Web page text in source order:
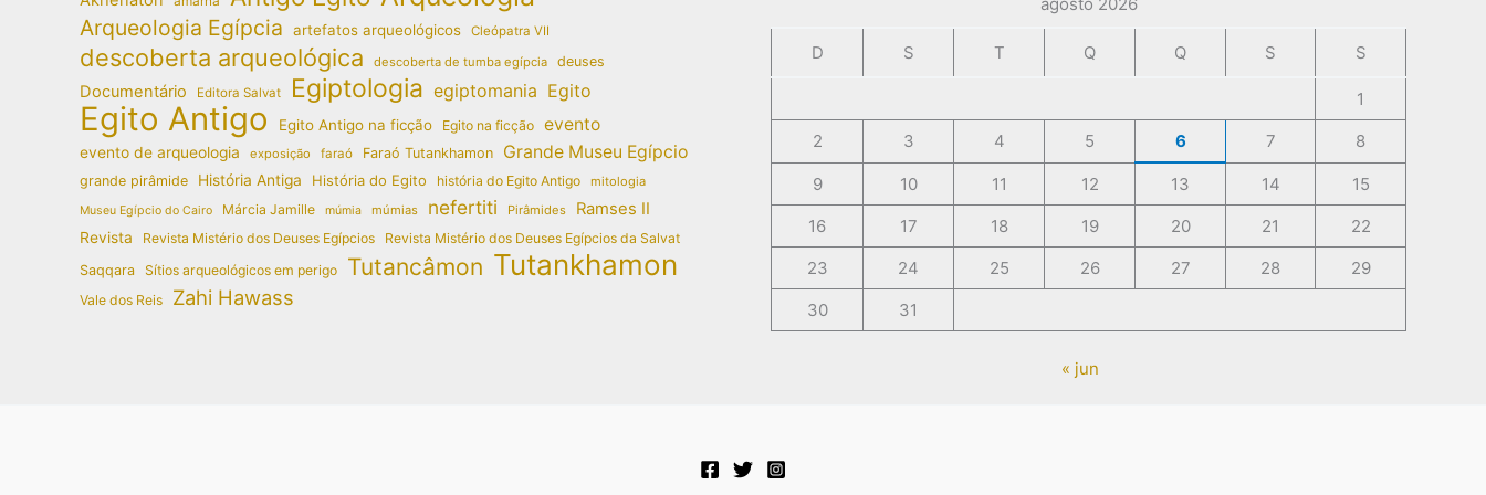
Arqueologia Egípcia artefatos arqueológicos Cleópatra VII
descoberta arqueológica descoberta de tumba egípcia deuses
Documentário Editora Salvat Egiptologia egiptomania Egito
Egito Antigo Egito Antigo na ficção Egito na ficção evento
evento de arqueologia exposição faraó Faraó Tutankhamon Grande Museu Egípcio
grande pirâmide História Antiga História do Egito história do Egito Antigo mitologia
Museu Egípcio do Cairo Márcia Jamille múmia múmias nefertiti Pirâmides Ramses II
Revista Revista Mistério dos Deuses Egípcios
Revista Mistério dos Deuses Egípcios da Salvat
Saqqara Sítios arqueológicos em perigo Tutancâmon Tutankhamon
Vale dos Reis Zahi Hawass
D S T Q Q S S
1
2
3 4 5 6 7 8
9 10 11 12 13 14
15
16
17 18 19 20 21
22
23
24 25 26 27 28
29
30
31
« jun